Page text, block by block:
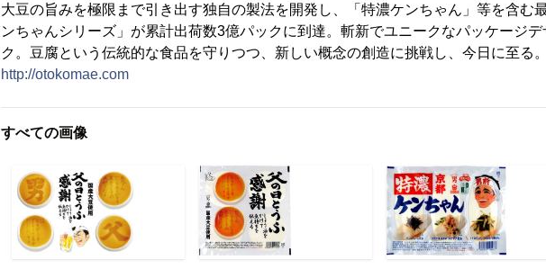
大豆の旨みを極限まで引き出す独自の製法を開発し、「特濃ケンちゃん」等を含む
ンちゃんシリーズ」が累計出荷数3億パックに到達。斬新でユニークなパッケージ
ク。豆腐という伝統的な食品を守りつつ、新しい概念の創造に挑戦し、今日に至る。
http://otokomae.com
すべての画像